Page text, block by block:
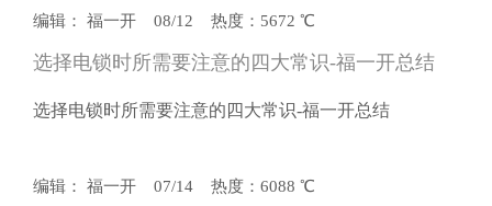
编辑： 福一开 08/12 热度：5672 ℃
选择电锁时所需要注意的四大常识-福一开总结
选择电锁时所需要注意的四大常识-福一开总结
编辑： 福一开 07/14 热度：6088 ℃